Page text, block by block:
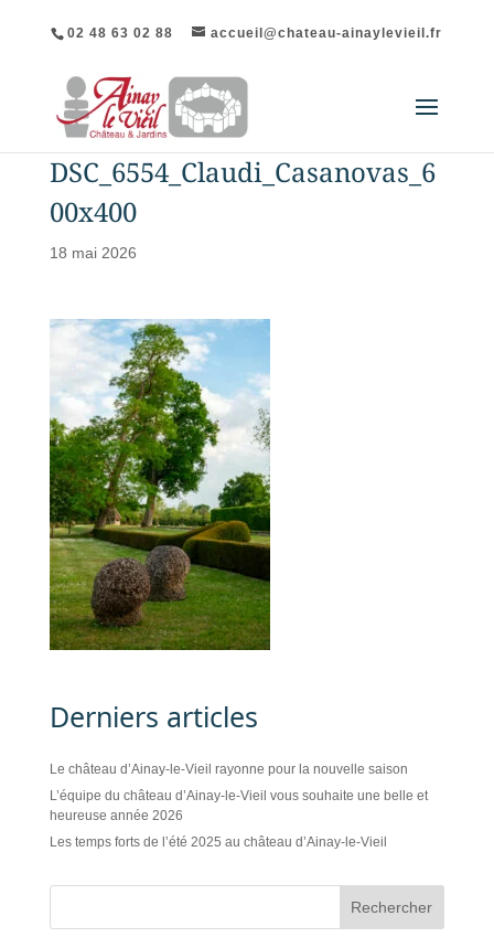
02 48 63 02 88 accueil@chateau-ainaylevieil.fr
DSC_6554_Claudi_Casanovas_6
00x400
18 mai 2026
Derniers articles
Le château d’Ainay-le-Vieil rayonne pour la nouvelle saison
L’équipe du château d’Ainay-le-Vieil vous souhaite une belle et
heureuse année 2026
Les temps forts de l’été 2025 au château d’Ainay-le-Vieil